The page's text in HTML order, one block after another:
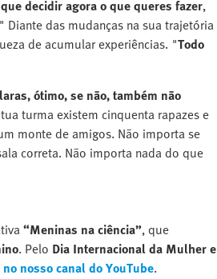
decidir agora o que queres fazer,
das mudanças na sua trajetória
de acumular experiências. "Todo
ótimo, se não, também não
turma existem cinquenta rapazes e
monte de amigos. Não importa se
correta. Não importa nada do que
“Meninas na ciência”, que
. Pelo Dia Internacional da Mulher e
nosso canal do YouTube.